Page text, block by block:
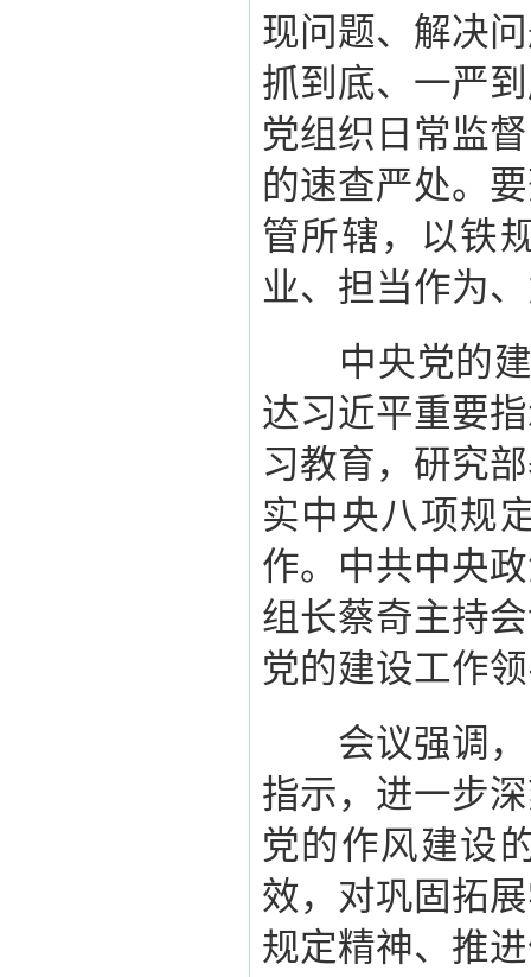
现问题、解决
抓到底、一严
党组织日常监
的速查严处。
管所辖，以铁
业、担当作为
中央党的建
达习近平重要
习教育，研究
实中央八项规
作。中共中央
组长蔡奇主持
党的建设工作
会议强调，
指示，进一步
党的作风建设
效，对巩固拓
规定精神、推